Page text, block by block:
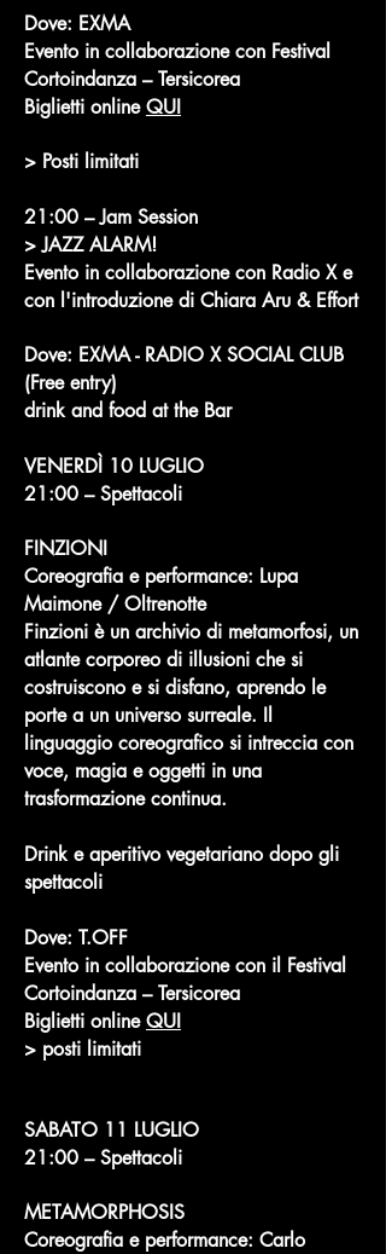
Dove: EXMA
Evento in collaborazione con Festival
Cortoindanza – Tersicorea
Biglietti onlineQUI
> Posti limitati
21:00 – Jam Session
> JAZZ ALARM!
Evento in collaborazione con Radio X e
con l'introduzione di Chiara Aru & Effort
Dove: EXMA - RADIO X SOCIAL CLUB
(Free entry)
drink and food at the Bar
VENERDÌ 10 LUGLIO
21:00 – Spettacoli
FINZIONI
Coreografia e performance: Lupa
Maimone / Oltrenotte
Finzioni è un archivio di metamorfosi, un
atlante corporeo di illusioni che si
costruiscono e si disfano, aprendo le
porte a un universo surreale. Il
linguaggio coreografico si intreccia con
voce, magia e oggetti in una
trasformazione continua.
Drink e aperitivo vegetariano dopo gli
spettacoli ​
Dove: T.OFF
Evento in collaborazione con il Festival
Cortoindanza – Tersicorea
Biglietti onlineQUI
> posti limitati
SABATO 11 LUGLIO
21:00 – Spettacoli
METAMORPHOSIS
Coreografia e performance: Carlo